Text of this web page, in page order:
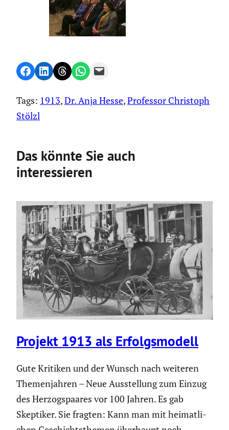
Share on Facebook
Share on LinkedIn
Share on Threads
Share on WhatsApp
Email this Page
Tags: 1913, Dr. Anja Hesse, Professor Christoph
Stölzl
Das könnte Sie auch
interessieren
Projekt 1913 als Erfolgs­mo­dell
Gute Kritiken und der Wunsch nach weiteren
Themen­jahren – Neue Ausstel­lung zum Einzug
des Herzogs­paares vor 100 Jahren. Es gab
Skeptiker. Sie fragten: Kann man mit heimat­li­